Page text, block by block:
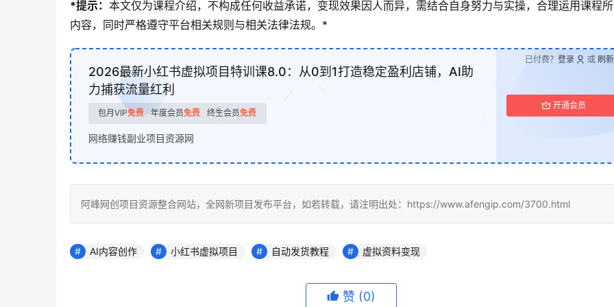
*提示： 本文仅为课程介绍，不构成任何收益承诺，变现效果因人而异，需结合自身努力与实操，合理运用课程
内容，同时严格遵守平台相关规则与相关法律法规。*
2026最新小红书虚拟项目特训课8.0：从0到1打造稳定盈利店铺，AI助
力捕获流量红利
包月VIP免费 年度会员免费 终生会员免费
网络赚钱副业项目资源网
开通会员
已付费？ 登录 或 刷新
阿峰网创项目资源整合网站，全网新项目发布平台，如若转载，请注明出处：https://www.afengip.com/3700.html
AI内容创作 小红书虚拟项目 自动发货教程 虚拟资料变现
赞 (0)